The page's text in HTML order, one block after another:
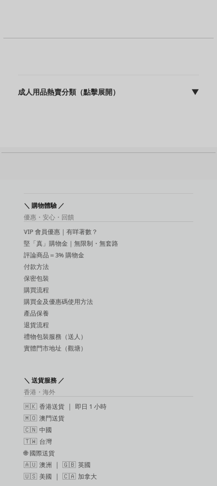
成人用品熱賣分類（點擊展開） ▼
名器
敏感提升用品
延時噴霧
吸啜器
震蛋
SM 玩具
SM 手扣
潤滑液
＼ 購物體驗 ／
優惠・安心・回饋
VIP 會員優惠｜有咩著數？
堅「真」購物金｜無限制・無套路
評論商品＝3% 購物金
付款方法
保密包裝
購買流程
購買金及優惠碼使用方法
產品保養
退貨流程
禮物包裝服務（送人）
實體門市地址（觀塘）
＼ 送貨服務 ／
香港・海外
🇭🇰 香港送貨 ｜ 即日 1 小時
🇲🇴 澳門送貨
🇨🇳 中國
🇹🇼 台灣
🌐國際送貨
🇦🇺 澳洲 ｜ 🇬🇧 英國
🇺🇸 美國 ｜ 🇨🇦 加拿大